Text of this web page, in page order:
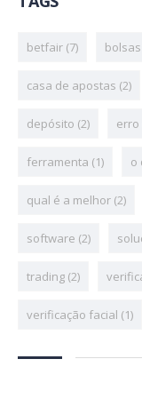
betfair (7) bolsas
casa de apostas (2)
depósito (2) erro
ferramenta (1) o
qual é a melhor (2)
software (2)
trading (2)
verificação facial (1)